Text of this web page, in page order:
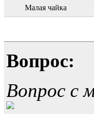
Малая чайка
Вопрос:
Вопрос с